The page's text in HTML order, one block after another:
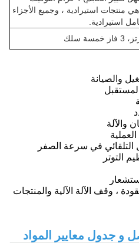
منتجات استيرادية ، وجميع الأجزاء
استيرادية.
والصيانة
والآلة
التلقائي في سرعة الصفر
التوتر
، وقف الآلة الآلية والمنتجات
جدول معايير المواد